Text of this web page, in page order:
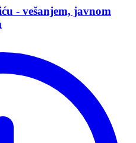
- vešanjem, javnom